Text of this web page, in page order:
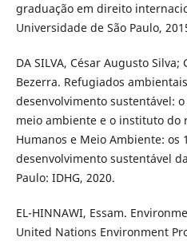
graduação em direito
Universidade de São Paulo,
DA SILVA, César Augusto Silva;
Bezerra. Refugiados
desenvolvimento sustentável:
meio ambiente e o instituto do
Humanos e Meio Ambiente: os
desenvolvimento sustentável
Paulo: IDHG, 2020.
EL-HINNAWI, Essam.
United Nations Environment